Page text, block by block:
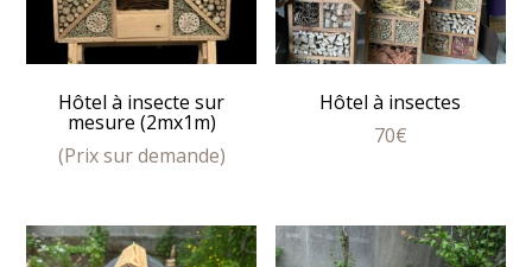
Hôtel à insecte sur
mesure (2mx1m)
(Prix sur demande)
Hôtel à insectes
70€